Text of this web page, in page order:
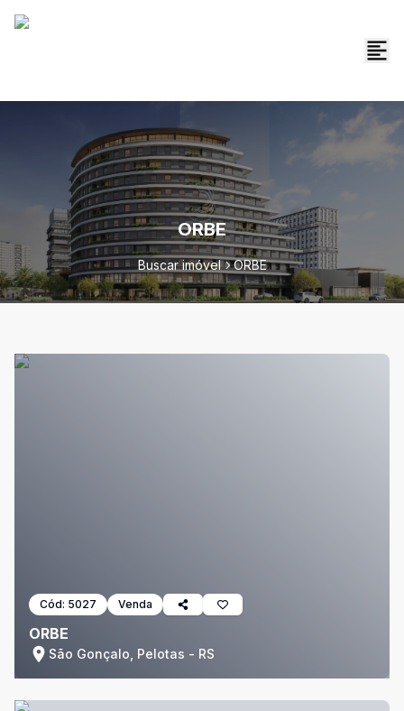
ORBE
Buscar imóvel ORBE
Cód: 5027 Venda
ORBE
São Gonçalo, Pelotas - RS